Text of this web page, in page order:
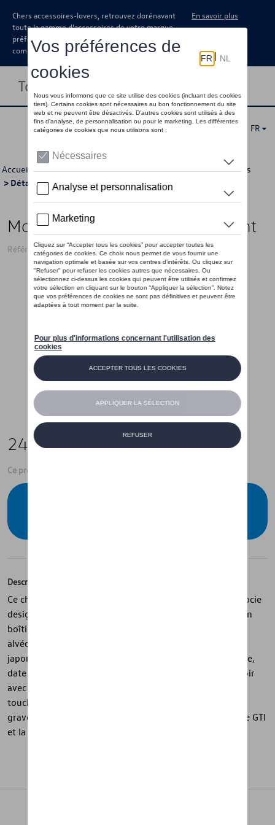
Chers accessoires-lovers, retrouvez dorénavant
toute la gamme d’accessoires de votre marque
préférée sous forme de catalogue à
commander auprès de votre concessionaire.
En savoir plus
Toggle navigation
FR
Accueil >Pour vous >GTI Collection >Accessoires >Montres
> Détail
Montre VW GTI, noir/rouge/argent
Référence: 3A5050830
240,00 €
Ce produit n'est actuellement pas de stock
Description
Ce chronographe de la collection GTI de Volkswagen associe
design sportif et finitions haut de gamme. Il dispose d’un
boîtier en acier inoxydable, d’un cadran GTI avec motif
alvéolé et d’aiguilles luminescentes. Son mouvement
japonais Miyota OS 11 assure les fonctions chronographe,
date et affichage précis de l’heure. Le bracelet en cuir noir
avec doublure rouge et motif perforé GTI apporte une
touche dynamique, complété par une boucle en acier IP
gravée GTI. Le fond de boîtier présente un motif de jante GTI
et la montre est étanche jusqu’à 10 ATM.